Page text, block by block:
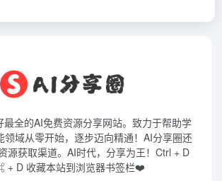
最全的AI免费资源分享网站。致力于帮助学
领域从零开始，逐步迈向精通！AI分享圈还
源获取渠道。AI时代，分享为王！Ctrl + D
+ D 收藏本站到浏览器书签栏❤️